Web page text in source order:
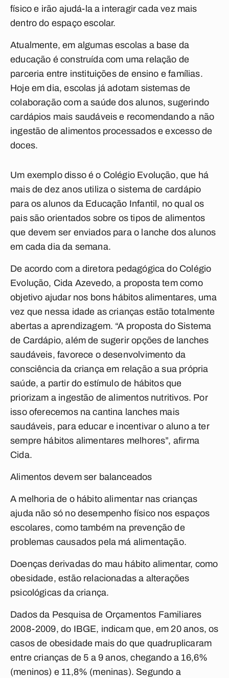
físico e irão ajudá-la a interagir cada vez mais
dentro do espaço escolar.
Atualmente, em algumas escolas a base da
educação é construída com uma relação de
parceria entre instituições de ensino e famílias.
Hoje em dia, escolas já adotam sistemas de
colaboração com a saúde dos alunos, sugerindo
cardápios mais saudáveis e recomendando a não
ingestão de alimentos processados e excesso de
doces.
Um exemplo disso é o Colégio Evolução, que há
mais de dez anos utiliza o sistema de cardápio
para os alunos da Educação Infantil, no qual os
pais são orientados sobre os tipos de alimentos
que devem ser enviados para o lanche dos alunos
em cada dia da semana.
De acordo com a diretora pedagógica do Colégio
Evolução, Cida Azevedo, a proposta tem como
objetivo ajudar nos bons hábitos alimentares, uma
vez que nessa idade as crianças estão totalmente
abertas a aprendizagem. “A proposta do Sistema
de Cardápio, além de sugerir opções de lanches
saudáveis, favorece o desenvolvimento da
consciência da criança em relação a sua própria
saúde, a partir do estímulo de hábitos que
priorizam a ingestão de alimentos nutritivos. Por
isso oferecemos na cantina lanches mais
saudáveis, para educar e incentivar o aluno a ter
sempre hábitos alimentares melhores”, afirma
Cida.
Alimentos devem ser balanceados
A melhoria de o hábito alimentar nas crianças
ajuda não só no desempenho físico nos espaços
escolares, como também na prevenção de
problemas causados pela má alimentação.
Doenças derivadas do mau hábito alimentar, como
obesidade, estão relacionadas a alterações
psicológicas da criança.
Dados da Pesquisa de Orçamentos Familiares
2008-2009, do IBGE, indicam que, em 20 anos, os
casos de obesidade mais do que quadruplicaram
entre crianças de 5 a 9 anos, chegando a 16,6%
(meninos) e 11,8% (meninas). Segundo a